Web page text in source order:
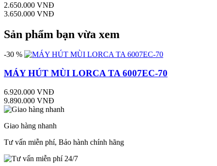
2.650.000 VNĐ
3.650.000 VNĐ
Sản phẩm bạn vừa xem
-30 %
MÁY HÚT MÙI LORCA TA 6007EC-70
6.920.000 VNĐ
9.890.000 VNĐ
Giao hàng nhanh
Tư vấn miễn phí, Bảo hành chính hãng